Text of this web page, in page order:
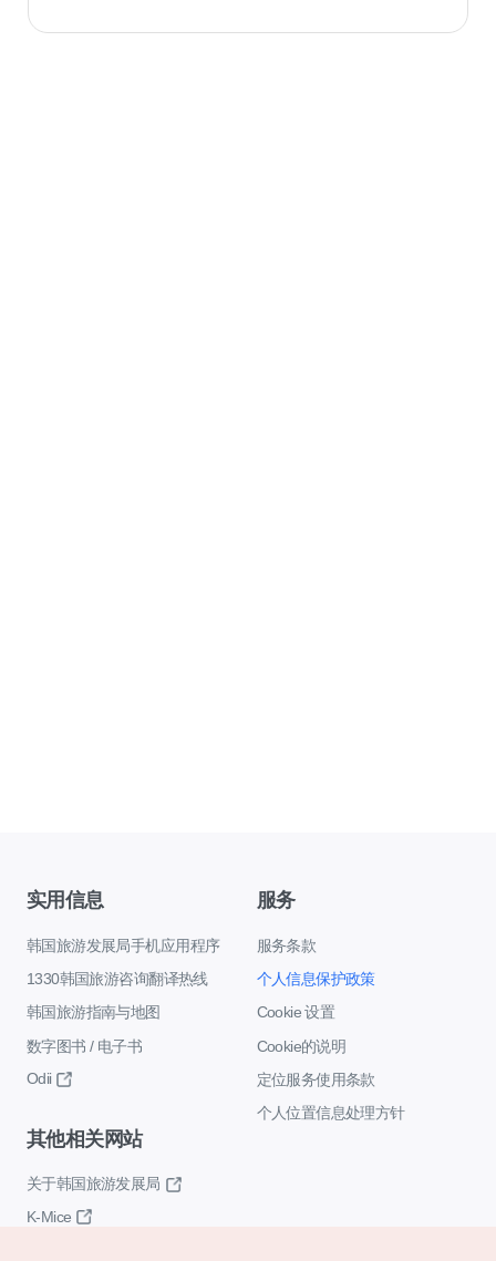
实用信息
韩国旅游发展局手机应用程序
1330韩国旅游咨询翻译热线
韩国旅游指南与地图
数字图书 / 电子书
Odii
服务
服务条款
个人信息保护政策
Cookie 设置
Cookie的说明
定位服务使用条款
个人位置信息处理方针
其他相关网站
关于韩国旅游发展局
K-Mice